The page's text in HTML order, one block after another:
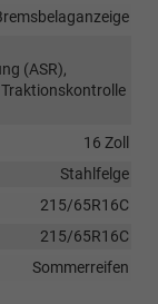
(ASR),
16 Zoll
Stahlfelge
215/65R16C
215/65R16C
Sommerreifen